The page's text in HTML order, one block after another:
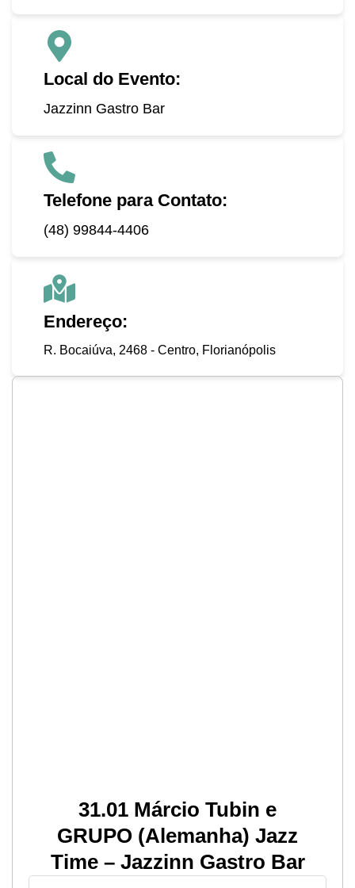
Local do Evento:
Jazzinn Gastro Bar
Telefone para Contato:
(48) 99844-4406
Endereço:
R. Bocaiúva, 2468 - Centro, Florianópolis
31.01 Márcio Tubin e
GRUPO (Alemanha) Jazz
Time – Jazzinn Gastro Bar